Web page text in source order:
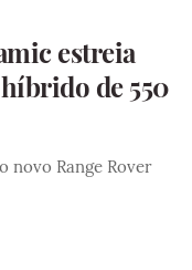
estreia
de 550
novo Range Rover